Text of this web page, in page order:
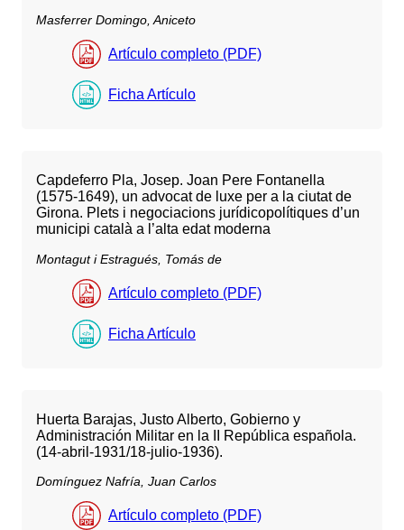
Masferrer Domingo, Aniceto
Artículo completo (PDF)
Ficha Artículo
Capdeferro Pla, Josep. Joan Pere Fontanella
(1575-1649), un advocat de luxe per a la ciutat de
Girona. Plets i negociacions jurídicopolítiques d’un
municipi català a l’alta edat moderna
Montagut i Estragués, Tomás de
Artículo completo (PDF)
Ficha Artículo
Huerta Barajas, Justo Alberto, Gobierno y
Administración Militar en la II República española.
(14-abril-1931/18-julio-1936).
Domínguez Nafría, Juan Carlos
Artículo completo (PDF)